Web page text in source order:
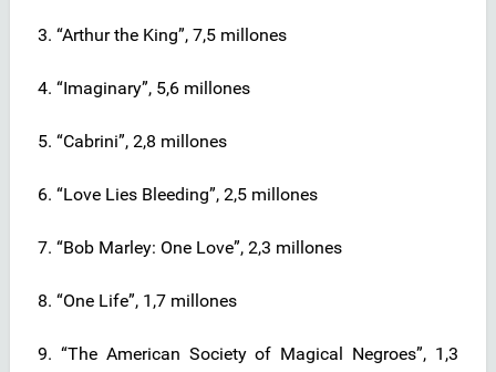
3. “Arthur the King”, 7,5 millones
4. “Imaginary”, 5,6 millones
5. “Cabrini”, 2,8 millones
6. “Love Lies Bleeding”, 2,5 millones
7. “Bob Marley: One Love”, 2,3 millones
8. “One Life”, 1,7 millones
9. “The American Society of Magical Negroes”, 1,3